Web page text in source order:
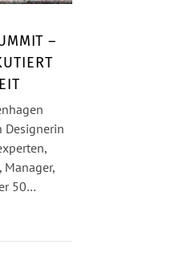
–
Designerin
Manager,
50…